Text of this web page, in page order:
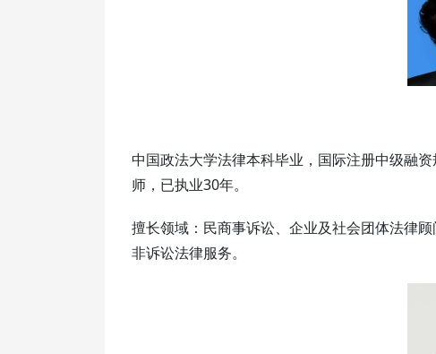
中国政法大学法律本科毕业，国际注册中级融
师，已执业30年。
擅长领域：民商事诉讼、企业及社会团体法律
非诉讼法律服务。